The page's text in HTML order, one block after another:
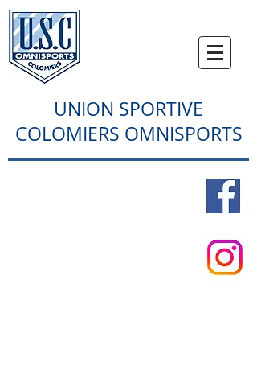
UNION SPORTIVE
COLOMIERS OMNISPORTS